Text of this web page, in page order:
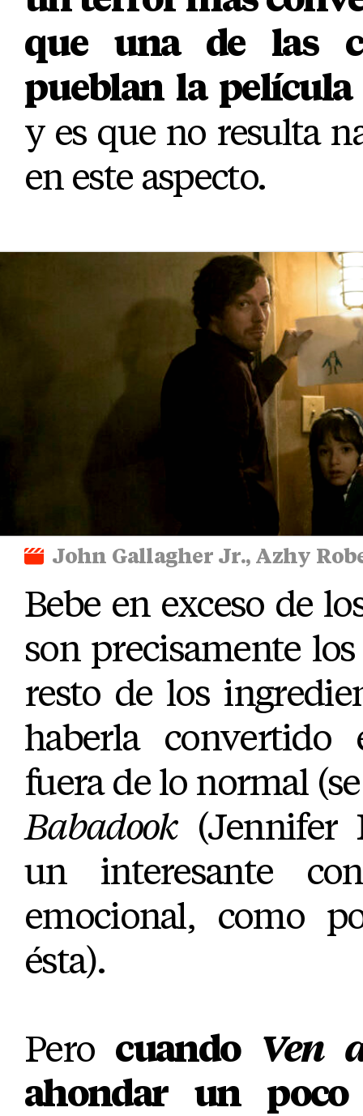
que una de las
pueblan la
y es que no resulta
en este aspecto.
John Gallagher Jr., Azhy
Bebe en exceso de
son precisamente
resto de los
haberla
fuera de lo normal
Babadook(Jennifer
un interesante
emocional, como
ésta).
Pero cuando Ven
ahondar un